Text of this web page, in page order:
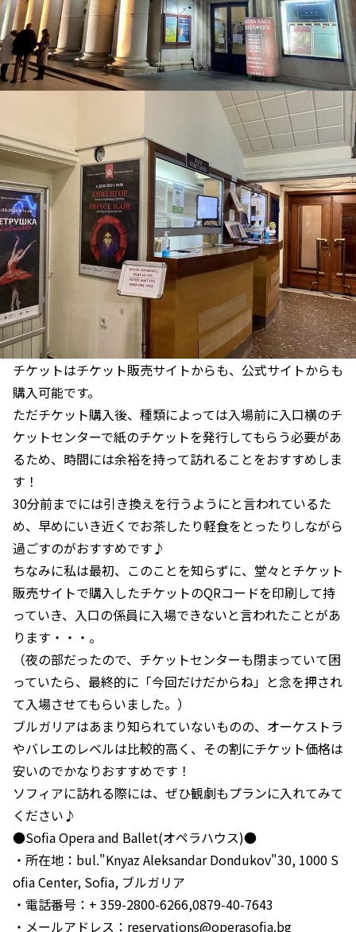
チケットはチケット販売サイトからも、公式サイトからも
購入可能です。
ただチケット購入後、種類によっては入場前に入口横のチ
ケットセンターで紙のチケットを発行してもらう必要があ
るため、時間には余裕を持って訪れることをおすすめしま
す！
30分前までには引き換えを行うようにと言われているた
め、早めにいき近くでお茶したり軽食をとったりしながら
過ごすのがおすすめです♪
ちなみに私は最初、このことを知らずに、堂々とチケット
販売サイトで購入したチケットのQRコードを印刷して持
っていき、入口の係員に入場できないと言われたことがあ
ります・・・。
（夜の部だったので、チケットセンターも閉まっていて困
っていたら、最終的に「今回だけだからね」と念を押され
て入場させてもらいました。）
ブルガリアはあまり知られていないものの、オーケストラ
やバレエのレベルは比較的高く、その割にチケット価格は
安いのでかなりおすすめです！
ソフィアに訪れる際には、ぜひ観劇もプランに入れてみて
ください♪
●Sofia Opera and Ballet(オペラハウス)●
・所在地：bul."Knyaz Aleksandar Dondukov"30, 1000 S
ofia Center, Sofia, ブルガリア
・電話番号：+ 359-2800-6266,0879-40-7643
・メールアドレス：reservations@operasofia.bg